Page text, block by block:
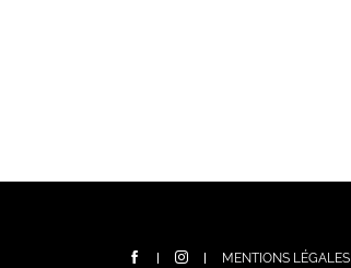
MENTIONS LÉGALES